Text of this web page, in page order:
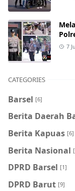
7
CATEGORIES
Barsel [6]
Berita Daerah
Berita Kapuas [6]
Berita Nasional
DPRD Barsel [1]
DPRD Barut [9]